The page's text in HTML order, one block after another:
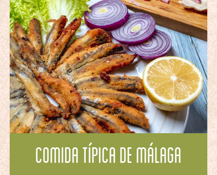
Comida típica de Málaga